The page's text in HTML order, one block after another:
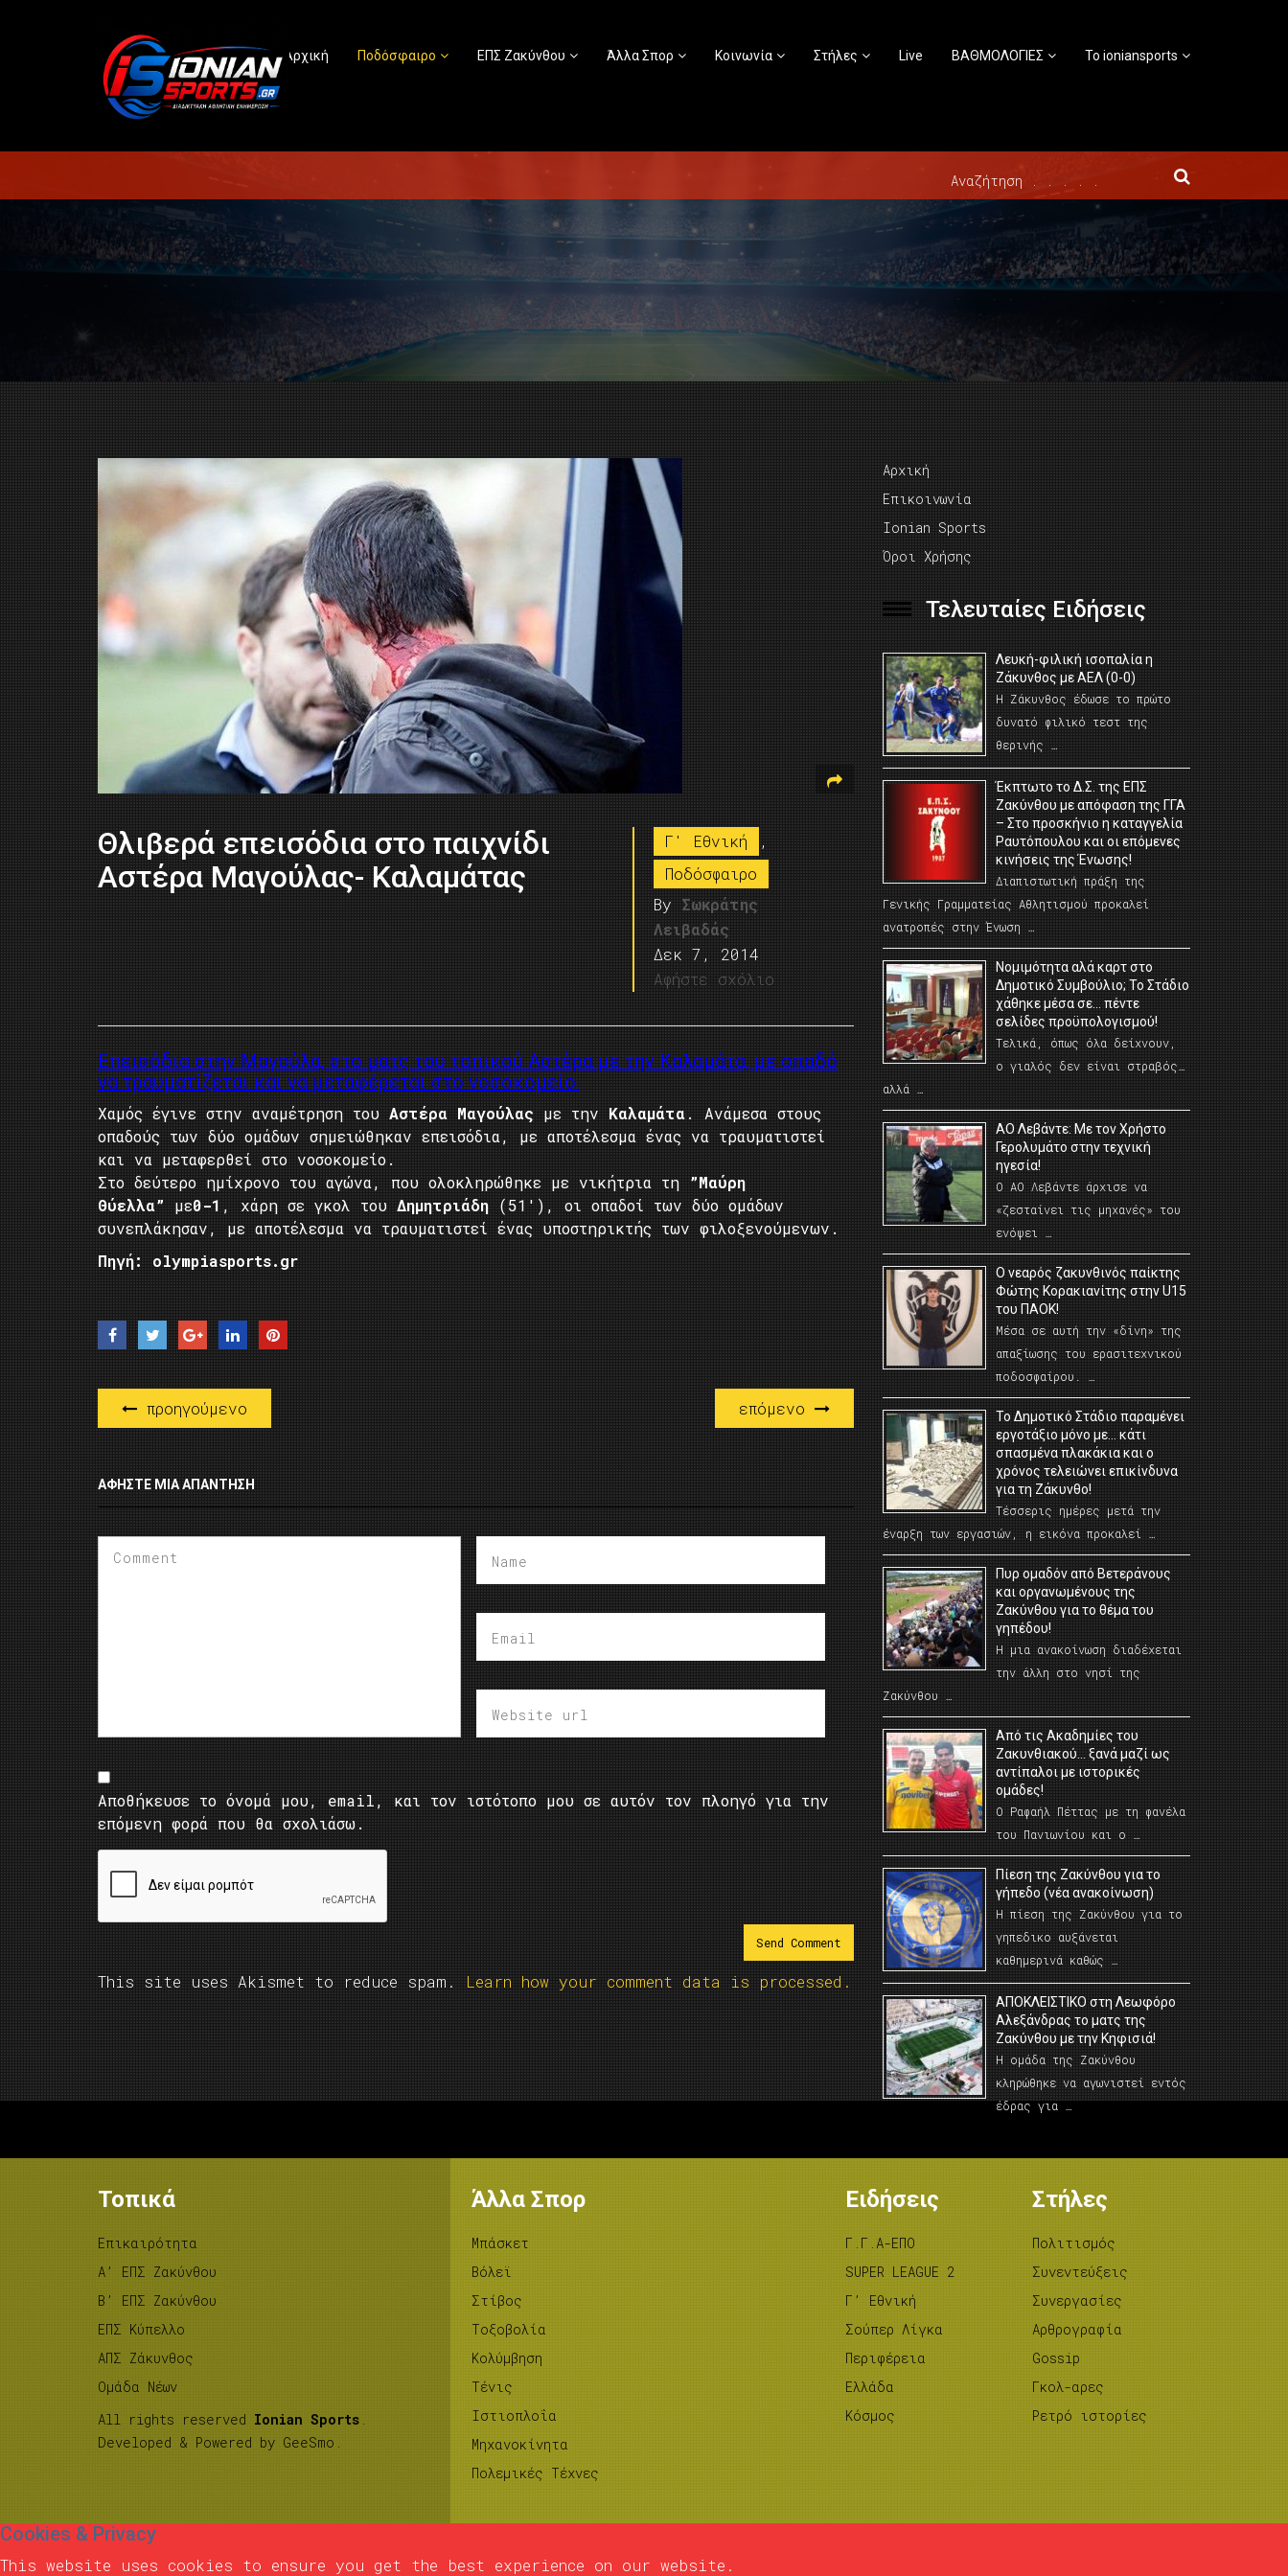
Αρχική Ποδόσφαιρο ΕΠΣ Ζακύνθου Άλλα Σπορ Κοινωνία Στήλες Live ΒΑΘΜΟΛΟΓΙΕΣ Το ioniansports
Θλιβερά επεισόδια στο παιχνίδι
Αστέρα Μαγούλας- Καλαμάτας
Γ' Εθνική
,
Ποδόσφαιρο
By Σωκράτης
Λειβαδάς
Δεκ 7, 2014
Αφήστε σχόλιο
Επεισόδια στην Μαγούλα, στο ματς του τοπικού Αστέρα με την Καλαμάτα, με οπαδό
να τραυματίζεται και να μεταφέρεται στο νοσοκομείο.
Χαμός έγινε στην αναμέτρηση του Αστέρα Μαγούλας με την Καλαμάτα. Ανάμεσα στους
οπαδούς των δύο ομάδων σημειώθηκαν επεισόδια, με αποτέλεσμα ένας να τραυματιστεί
και να μεταφερθεί στο νοσοκομείο.
Στο δεύτερο ημίχρονο του αγώνα, που ολοκληρώθηκε με νικήτρια τη ”Μαύρη
Θύελλα” με0-1 , χάρη σε γκολ του Δημητριάδη (51′), οι οπαδοί των δύο ομάδων
συνεπλάκησαν, με αποτέλεσμα να τραυματιστεί ένας υποστηρικτής των φιλοξενούμενων.
Πηγή: olympiasports.gr
προηγούμενο επόμενο
ΑΦΉΣΤΕ ΜΙΑ ΑΠΆΝΤΗΣΗ
Αποθήκευσε το όνομά μου, email, και τον ιστότοπο μου σε αυτόν τον πλοηγό για την
επόμενη φορά που θα σχολιάσω.
This site uses Akismet to reduce spam. Learn how your comment data is processed.
Αρχική
Επικοινωνία
Ionian Sports
Όροι Χρήσης
Τελευταίες Ειδήσεις
Λευκή-φιλική ισοπαλία η
Ζάκυνθος με ΑΕΛ (0-0)
Η Ζάκυνθος έδωσε το πρώτο
δυνατό φιλικό τεστ της
θερινής …
Έκπτωτο το Δ.Σ. της ΕΠΣ
Ζακύνθου με απόφαση της ΓΓΑ
– Στο προσκήνιο η καταγγελία
Ραυτόπουλου και οι επόμενες
κινήσεις της Ένωσης!
Διαπιστωτική πράξη της
Γενικής Γραμματείας Αθλητισμού προκαλεί
ανατροπές στην Ένωση …
Νομιμότητα αλά καρτ στο
Δημοτικό Συμβούλιο; Το Στάδιο
χάθηκε μέσα σε… πέντε
σελίδες προϋπολογισμού!
Τελικά, όπως όλα δείχνουν,
ο γιαλός δεν είναι στραβός…
αλλά …
ΑΟ Λεβάντε: Με τον Χρήστο
Γερολυμάτο στην τεχνική
ηγεσία!
Ο ΑΟ Λεβάντε άρχισε να
«ζεσταίνει τις μηχανές» του
ενόψει …
O νεαρός ζακυνθινός παίκτης
Φώτης Κορακιανίτης στην U15
του ΠΑΟΚ!
Μέσα σε αυτή την «δίνη» της
απαξίωσης του ερασιτεχνικού
ποδοσφαίρου. …
Το Δημοτικό Στάδιο παραμένει
εργοτάξιο μόνο με… κάτι
σπασμένα πλακάκια και ο
χρόνος τελειώνει επικίνδυνα
για τη Ζάκυνθο!
Τέσσερις ημέρες μετά την
έναρξη των εργασιών, η εικόνα προκαλεί …
Πυρ ομαδόν από Βετεράνους
και οργανωμένους της
Ζακύνθου για το θέμα του
γηπέδου!
Η μια ανακοίνωση διαδέχεται
την άλλη στο νησί της
Ζακύνθου …
Από τις Ακαδημίες του
Ζακυνθιακού… ξανά μαζί ως
αντίπαλοι με ιστορικές
ομάδες!
Ο Ραφαήλ Πέττας με τη φανέλα
του Πανιωνίου και ο …
Πίεση της Ζακύνθου για το
γήπεδο (νέα ανακοίνωση)
Η πίεση της Ζακύνθου για το
γηπεδικο αυξάνεται
καθημερινά καθώς …
AΠΟΚΛΕΙΣΤΙΚΟ στη Λεωφόρο
Αλεξάνδρας το ματς της
Ζακύνθου με την Κηφισιά!
Η ομάδα της Ζακύνθου
κληρώθηκε να αγωνιστεί εντός
έδρας για …
Τοπικά
Επικαιρότητα
A’ ΕΠΣ Ζακύνθου
B’ ΕΠΣ Ζακύνθου
ΕΠΣ Κύπελλο
ΑΠΣ Ζάκυνθος
Ομάδα Νέων
All rights reserved Ionian Sports .
Developed & Powered by GeeSmo .
Άλλα Σπορ
Μπάσκετ
Βόλεϊ
Στίβος
Tοξοβολία
Κολύμβηση
Τένις
Ιστιοπλοΐα
Μηχανοκίνητα
Πολεμικές Τέχνες
Ειδήσεις
Γ.Γ.Α-ΕΠΟ
SUPER LEAGUE 2
Γ’ Εθνική
Σούπερ Λίγκα
Περιφέρεια
Ελλάδα
Κόσμος
Στήλες
Πολιτισμός
Συνεντεύξεις
Συνεργασίες
Αρθρογραφία
Gossip
Γκολ-αρες
Ρετρό ιστορίες
Cookies & Privacy
This website uses cookies to ensure you get the best experience on our website.